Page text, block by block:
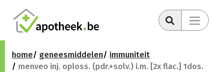
home geneesmiddelen
immuniteit
menveo inj. oploss. (pdr.+solv.) i.m. [2x flac.] 1dos.